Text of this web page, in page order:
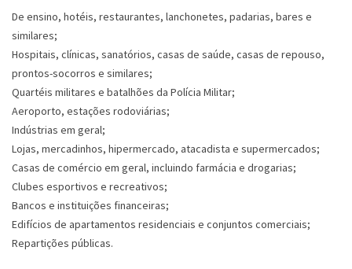
De ensino, hotéis, restaurantes, lanchonetes, padarias, bares e
similares;
Hospitais, clínicas, sanatórios, casas de saúde, casas de repouso,
prontos-socorros e similares;
Quartéis militares e batalhões da Polícia Militar;
Aeroporto, estações rodoviárias;
Indústrias em geral;
Lojas, mercadinhos, hipermercado, atacadista e supermercados;
Casas de comércio em geral, incluindo farmácia e drogarias;
Clubes esportivos e recreativos;
Bancos e instituições financeiras;
Edifícios de apartamentos residenciais e conjuntos comerciais;
Repartições públicas.